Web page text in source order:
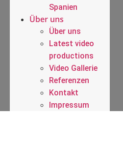
Spanien
Über uns
Über uns
Latest video
productions
Video Gallerie
Referenzen
Kontakt
Impressum